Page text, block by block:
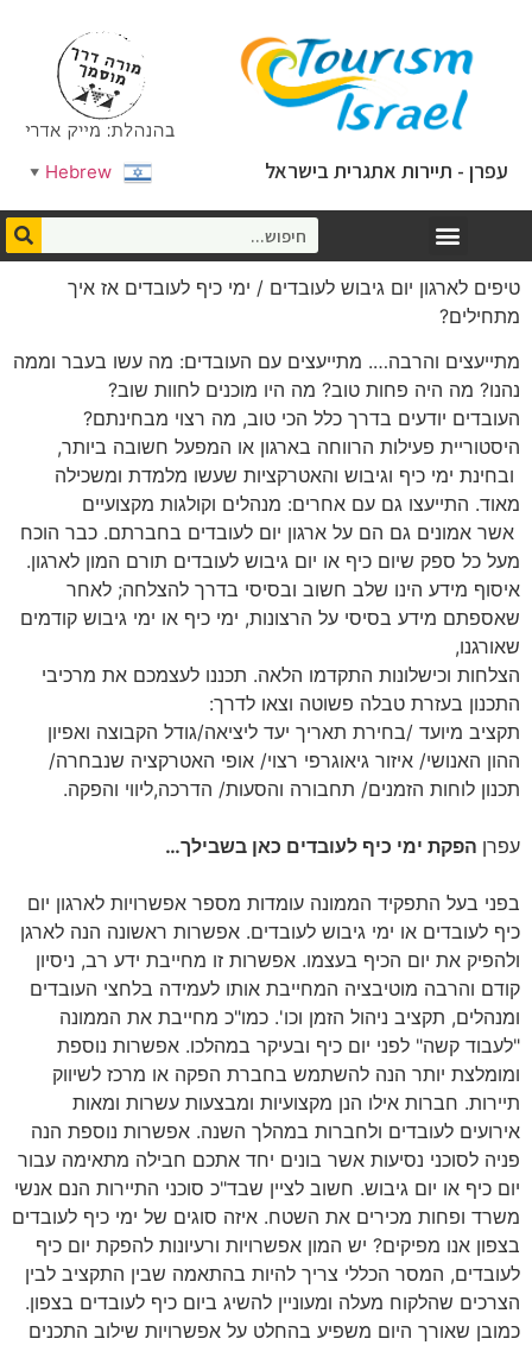
עפרן - תיירות אתגרית בישראל Hebrew
▼
טיפים לארגון יום גיבוש לעובדים / ימי כיף לעובדים אז איך
מתחילים?
מתייעצים והרבה…. מתייעצים עם העובדים: מה עשו בעבר וממה
נהנו? מה היה פחות טוב? מה היו מוכנים לחוות שוב?
העובדים יודעים בדרך כלל הכי טוב, מה רצוי מבחינתם?
היסטוריית פעילות הרווחה בארגון או המפעל חשובה ביותר,
ובחינת ימי כיף וגיבוש והאטרקציות שעשו מלמדת ומשכילה
מאוד. התייעצו גם עם אחרים: מנהלים וקולגות מקצועיים
אשר אמונים גם הם על ארגון יום לעובדים בחברתם. כבר הוכח
מעל כל ספק שיום כיף או יום גיבוש לעובדים תורם המון לארגון.
איסוף מידע הינו שלב חשוב ובסיסי בדרך להצלחה; לאחר
שאספתם מידע בסיסי על הרצונות, ימי כיף או ימי גיבוש קודמים
שאורגנו,
הצלחות וכישלונות התקדמו הלאה. תכננו לעצמכם את מרכיבי
התכנון בעזרת טבלה פשוטה וצאו לדרך:
תקציב מיועד /בחירת תאריך יעד ליציאה/גודל הקבוצה ואפיון
ההון האנושי/ איזור גיאוגרפי רצוי/ אופי האטרקציה שנבחרה/
תכנון לוחות הזמנים/ תחבורה והסעות/ הדרכה,ליווי והפקה.
עפרן הפקת ימי כיף לעובדים כאן בשבילך…
בפני בעל התפקיד הממונה עומדות מספר אפשרויות לארגון יום
כיף לעובדים או ימי גיבוש לעובדים. אפשרות ראשונה הנה לארגן
ולהפיק את יום הכיף בעצמו. אפשרות זו מחייבת ידע רב, ניסיון
קודם והרבה מוטיבציה המחייבת אותו לעמידה בלחצי העובדים
ומנהלים, תקציב ניהול הזמן וכו'. כמו"כ מחייבת את הממונה
"לעבוד קשה" לפני יום כיף ובעיקר במהלכו. אפשרות נוספת
ומומלצת יותר הנה להשתמש בחברת הפקה או מרכז לשיווק
תיירות. חברות אילו הנן מקצועיות ומבצעות עשרות ומאות
אירועים לעובדים ולחברות במהלך השנה. אפשרות נוספת הנה
פניה לסוכני נסיעות אשר בונים יחד אתכם חבילה מתאימה עבור
יום כיף או יום גיבוש. חשוב לציין שבד"כ סוכני התיירות הנם אנשי
משרד ופחות מכירים את השטח. איזה סוגים של ימי כיף לעובדים
בצפון אנו מפיקים? יש המון אפשרויות ורעיונות להפקת יום כיף
לעובדים, המסר הכללי צריך להיות בהתאמה שבין התקציב לבין
הצרכים שהלקוח מעלה ומעוניין להשיג ביום כיף לעובדים בצפון.
כמובן שאורך היום משפיע בהחלט על אפשרויות שילוב התכנים